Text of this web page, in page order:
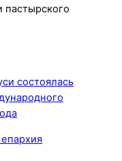
пастырского